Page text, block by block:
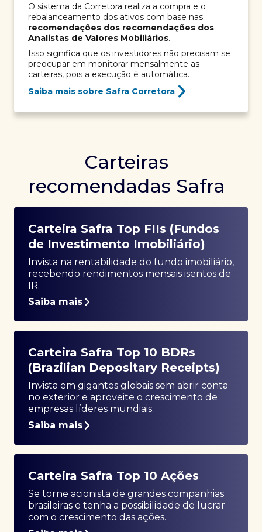
O sistema da Corretora realiza a compra e o
rebalanceamento dos ativos com base nas
recomendações dos recomendações dos
Analistas de Valores Mobiliários.
Isso significa que os investidores não precisam se
preocupar em monitorar mensalmente as
carteiras, pois a execução é automática.
Saiba mais sobre Safra Corretora
Carteiras
recomendadas Safra
Carteira Safra Top FIIs (Fundos
de Investimento Imobiliário)
Invista na rentabilidade do fundo imobiliário,
recebendo rendimentos mensais isentos de
IR.
Saiba mais
Carteira Safra Top 10 BDRs
(Brazilian Depositary Receipts)
Invista em gigantes globais sem abrir conta
no exterior e aproveite o crescimento de
empresas líderes mundiais.
Saiba mais
Carteira Safra Top 10 Ações
Se torne acionista de grandes companhias
brasileiras e tenha a possibilidade de lucrar
com o crescimento das ações.